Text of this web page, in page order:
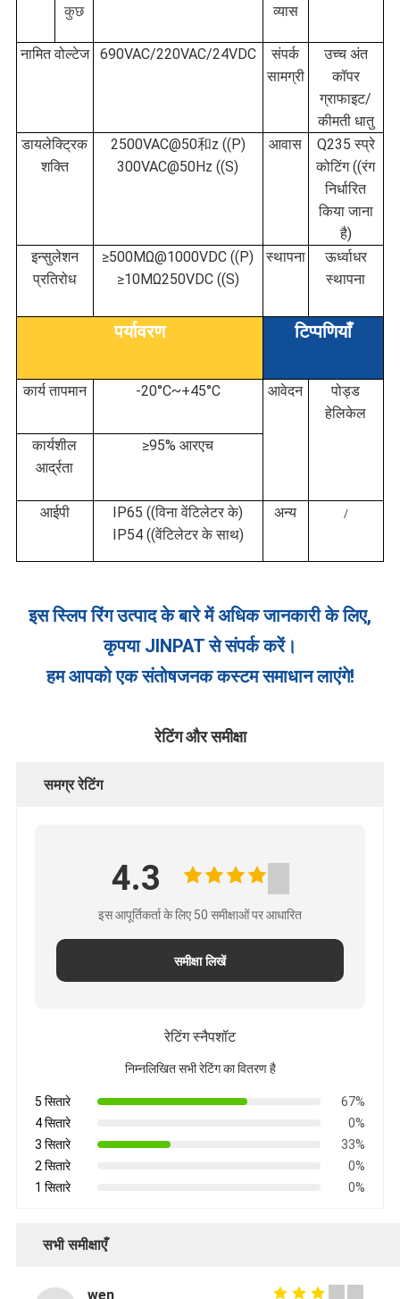
कुछ व्यास
नामित वोल्टेज 690VAC/220VAC/24VDC
संपर्क
सामग्री
उच्च अंत
कॉपर
ग्राफाइट/
कीमती धातु
डायलेक्ट्रिक
शक्ति
2500VAC@50和z ((P)
300VAC@50Hz ((S)
आवास
Q235 स्प्रे
कोटिंग ((रंग
निर्धारित
किया जाना
है)
इन्सुलेशन
प्रतिरोध
≥500MΩ@1000VDC ((P)
≥10MΩ250VDC ((S)
स्थापना
ऊर्ध्वाधर
स्थापना
पर्यावरण टिप्पणियाँ
कार्य तापमान -20°C~+45°C आवेदन
पोड्ड
हेलिकेल
कार्यशील
आर्द्रता
≥95% आरएच
आईपी
IP65 ((विना वेंटिलेटर के)
IP54 ((वेंटिलेटर के साथ)
अन्य /
इस स्लिप रिंग उत्पाद के बारे में अधिक जानकारी के लिए,
कृपया JINPAT से संपर्क करें।
हम आपको एक संतोषजनक कस्टम समाधान लाएंगे!
रेटिंग और समीक्षा
समग्र रेटिंग
4.3
इस आपूर्तिकर्ता के लिए 50 समीक्षाओं पर आधारित
समीक्षा लिखें
रेटिंग स्नैपशॉट
निम्नलिखित सभी रेटिंग का वितरण है
5 सितारे
67%
4 सितारे
0%
3 सितारे
33%
2 सितारे
0%
1 सितारे
0%
सभी समीक्षाएँ
wen